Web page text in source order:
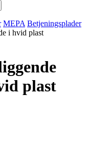
MEPA Betjeningsplader
i hvid plast
plast